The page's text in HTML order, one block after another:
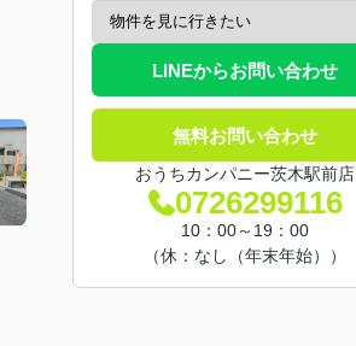
LINEからお問い合わせ
無料お問い合わせ
おうちカンパニー茨木駅前店
0726299116
10：00～19：00
（休：なし（年末年始））